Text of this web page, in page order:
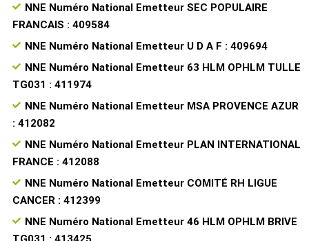
NNE Numéro National Emetteur SEC POPULAIRE
FRANCAIS : 409584
NNE Numéro National Emetteur U D A F : 409694
NNE Numéro National Emetteur 63 HLM OPHLM TULLE
TG031 : 411974
NNE Numéro National Emetteur MSA PROVENCE AZUR
: 412082
NNE Numéro National Emetteur PLAN INTERNATIONAL
FRANCE : 412088
NNE Numéro National Emetteur COMITÉ RH LIGUE
CANCER : 412399
NNE Numéro National Emetteur 46 HLM OPHLM BRIVE